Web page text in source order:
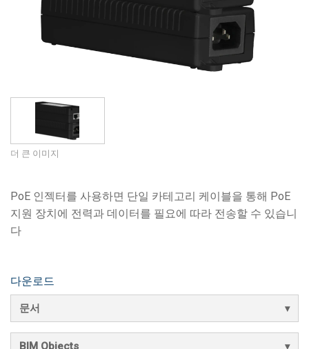
언어/지역
더 큰 이미지
PoE 인젝터를 사용하면 단일 카테고리 케이블을 통해 PoE
지원 장치에 전력과 데이터를 필요에 따라 전송할 수 있습니
다
다운로드
문서
BIM Objects